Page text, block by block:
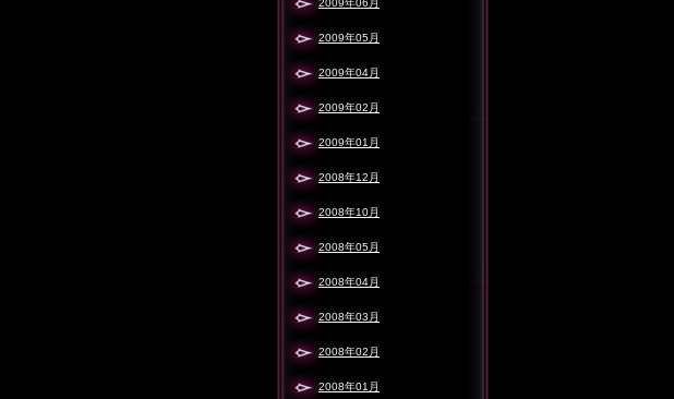
2009年06月
2009年05月
2009年04月
2009年02月
2009年01月
2008年12月
2008年10月
2008年05月
2008年04月
2008年03月
2008年02月
2008年01月